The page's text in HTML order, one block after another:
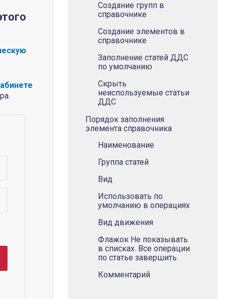
Создание групп в
справочнике
Создание элементов в
справочнике
Заполнение статей ДДС
по умолчанию
Скрыть
неиспользуемые статьи
ДДС
Порядок заполнения
элемента справочника
Наименование
Группа статей
Вид
Использовать по
умолчанию в операциях
Вид движения
Флажок Не показывать
в списках. Все операции
по статье завершить
Комментарий